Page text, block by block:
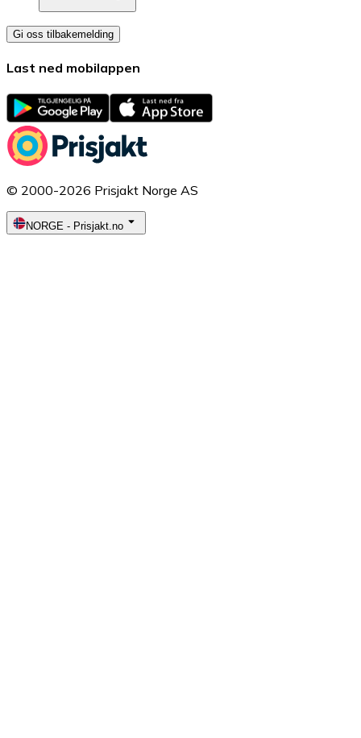
Gi oss tilbakemelding
Last ned mobilappen
© 2000-2026 Prisjakt Norge AS
NORGE - Prisjakt.no